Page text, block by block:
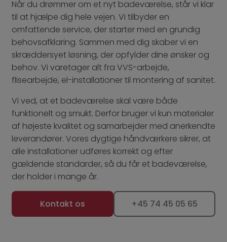
Når du drømmer om et nyt badeværelse, står vi klar
til at hjælpe dig hele vejen. Vi tilbyder en
omfattende service, der starter med en grundig
behovsafklaring. Sammen med dig skaber vi en
skræddersyet løsning, der opfylder dine ønsker og
behov. Vi varetager alt fra VVS-arbejde,
flisearbejde, el-installationer til montering af sanitet.
Vi ved, at et badeværelse skal være både
funktionelt og smukt. Derfor bruger vi kun materialer
af højeste kvalitet og samarbejder med anerkendte
leverandører. Vores dygtige håndværkere sikrer, at
alle installationer udføres korrekt og efter
gældende standarder, så du får et badeværelse,
der holder i mange år.
Kontakt os +45 74 45 05 65